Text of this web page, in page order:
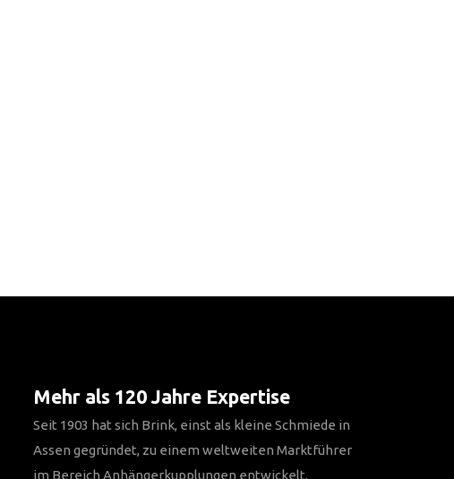
Mehr als 120 Jahre Expertise
Seit 1903 hat sich Brink, einst als kleine Schmiede in
Assen gegründet, zu einem weltweiten Marktführer
im Bereich Anhängerkupplungen entwickelt.